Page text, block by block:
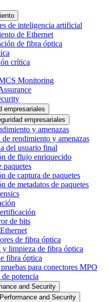
de inteligencia artificial
de Ethernet
de fibra óptica
crítica
Monitoring
empresariales
empresariales
y amenazas
rendimiento y amenazas
del usuario final
de flujo enriquecido
paquetes
de captura de paquetes
de metadatos de paquetes
de bits
de fibra óptica
y limpieza de fibra óptica
fibra óptica
para conectores MPO
potencia
and Security
and Security